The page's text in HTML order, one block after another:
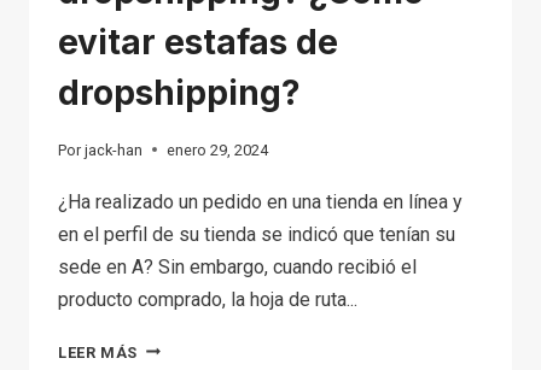
evitar estafas de
dropshipping?
Por jack-han enero 29, 2024
¿Ha realizado un pedido en una tienda en línea y
en el perfil de su tienda se indicó que tenían su
sede en A? Sin embargo, cuando recibió el
producto comprado, la hoja de ruta...
LEER MÁS ¿ES